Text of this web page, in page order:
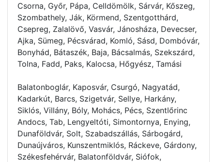
Csorna, Győr, Pápa, Celldömölk, Sárvár, Kőszeg,
Szombathely, Ják, Körmend, Szentgotthárd,
Csepreg, Zalalövő, Vasvár, Jánosháza, Devecser,
Ajka, Sümeg, Pécsvárad, Komló, Sásd, Dombóvár,
Bonyhád, Bátaszék, Baja, Bácsalmás, Szekszárd,
Tolna, Fadd, Paks, Kalocsa, Hőgyész, Tamási
Balatonboglár, Kaposvár, Csurgó, Nagyatád,
Kadarkút, Barcs, Szigetvár, Sellye, Harkány,
Siklós, Villány, Bóly, Mohács, Pécs, Szentlőrinc
Andocs, Tab, Lengyeltóti, Simontornya, Enying,
Dunaföldvár, Solt, Szabadszállás, Sárbogárd,
Dunaújváros, Kunszentmiklós, Ráckeve, Gárdony,
Székesfehérvár, Balatonföldvár, Siófok,